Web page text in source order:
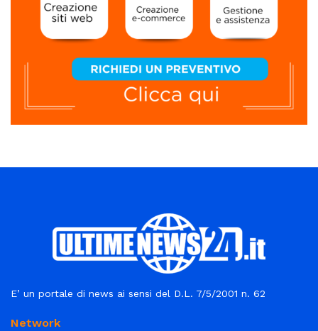
E’ un portale di news ai sensi del D.L. 7/5/2001 n. 62
Network